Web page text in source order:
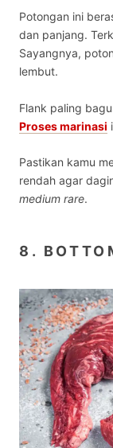
Potongan ini
dan panjang.
Sayangnya,
lembut.
Flank paling
Proses marinasi
Pastikan kamu
rendah agar
medium rare.
8.